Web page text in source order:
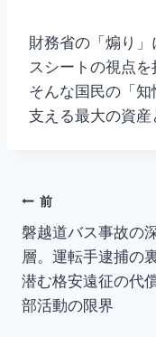
財務省の「煽り
スシートの視点を
そんな国民の「
支える最大の資産
投
稿
ナ
ビ
前
磐越道バス事故の
層。運転手逮捕の
潜む格安遠征の代
部活動の限界